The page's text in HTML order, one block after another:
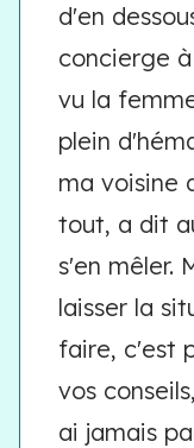
d'en
concierge
vu la
plein
ma voisine
tout, a dit
s'en mêler.
laisser la
faire, c'est
vos
ai jamais